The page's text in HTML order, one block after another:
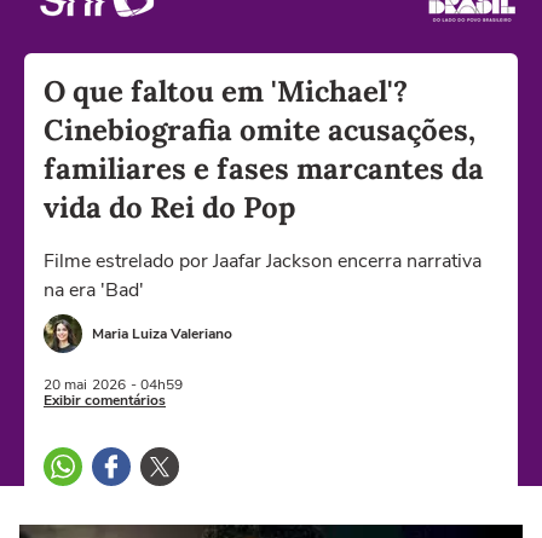
O que faltou em 'Michael'?
Cinebiografia omite acusações,
familiares e fases marcantes da
vida do Rei do Pop
Filme estrelado por Jaafar Jackson encerra narrativa
na era 'Bad'
Maria Luiza Valeriano
20 mai 2026 - 04h59
Exibir comentários